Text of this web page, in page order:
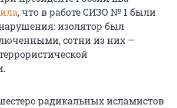
, что в работе СИЗО № 1 были
изолятор был
сотни из них —
радикальных исламистов